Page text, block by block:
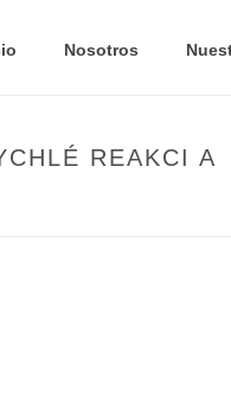
Nosotros
REAKCI A